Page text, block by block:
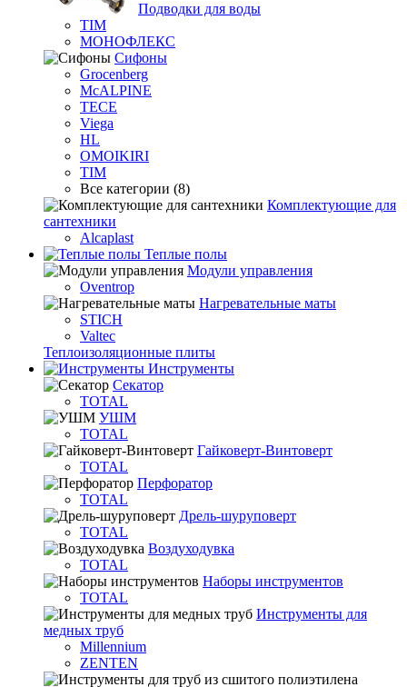
Подводки для воды
TIM
МОНОФЛЕКС
Сифоны
Grocenberg
McALPINE
TECE
Viega
HL
OMOIKIRI
TIM
Все категории (8)
Комплектующие для
сантехники
Alcaplast
Теплые полы
Модули управления
Oventrop
Нагревательные маты
STICH
Valtec
Теплоизоляционные плиты
Инструменты
Секатор
TOTAL
УШМ
TOTAL
Гайковерт-Винтоверт
TOTAL
Перфоратор
TOTAL
Дрель-шуруповерт
TOTAL
Воздуходувка
TOTAL
Наборы инструментов
TOTAL
Инструменты для
медных труб
Millennium
ZENTEN